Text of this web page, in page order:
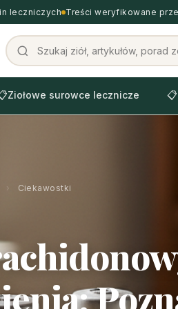
leczniczych Treści weryfikowane
Ziołowe surowce lecznicze 📋
› Ciekawostki